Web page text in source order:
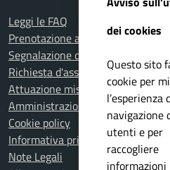
Leggi le FAQ
Prenotazione appuntamento
Segnalazione disservizio
Richiesta d'assistenza
Attuazione misure PNRR
Amministrazione trasparente
Cookie policy
Informativa privacy
Note Legali
dei cookies
Questo sito
cookie per
l’esperienza
navigazione
utenti e per
raccogliere
informazioni